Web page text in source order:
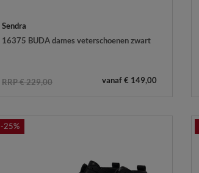
Sendra
16375 BUDA dames veterschoenen zwart
RRP € 229,00 vanaf € 149,00
-25%